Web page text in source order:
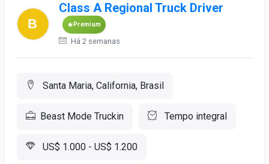
Class A Regional Truck Driver
Premium
Há 2 semanas
Santa Maria, California, Brasil
Beast Mode Truckin Tempo integral
US$ 1.000 - US$ 1.200